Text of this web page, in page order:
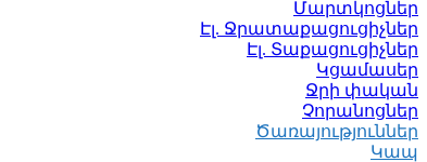
Մարտկոցներ
Էլ. Ջրատաքացուցիչներ
Էլ. Տաքացուցիչներ
Կցամասեր
Ջրի փական
Չորանոցներ
Ծառայություններ
Կապ